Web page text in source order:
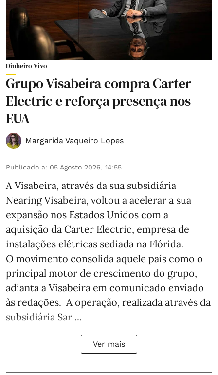
Dinheiro Vivo
Grupo Visabeira compra Carter
Electric e reforça presença nos
EUA
Margarida Vaqueiro Lopes
Publicado a: 05 Agosto 2026, 14:55
A Visabeira, através da sua subsidiária
Nearing Visabeira, voltou a acelerar a sua
expansão nos Estados Unidos com a
aquisição da Carter Electric, empresa de
instalações elétricas sediada na Flórida.
O movimento consolida aquele país como o
principal motor de crescimento do grupo,
adianta a Visabeira em comunicado enviado
às redações. A operação, realizada através da
subsidiária Sar ...
Ver mais